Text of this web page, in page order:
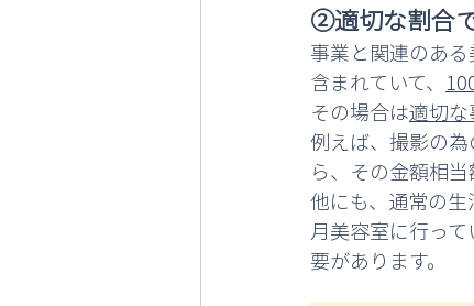
②適切な割合
事業と関連のあ
含まれていて、
その場合は適切
例えば、撮影の
ら、その金額相
他にも、通常の
月美容室に行っ
要があります。